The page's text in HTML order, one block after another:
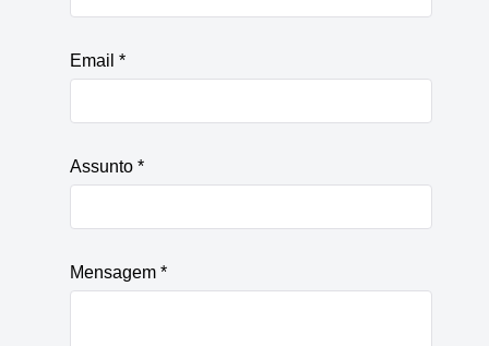
Email *
Assunto *
Mensagem *